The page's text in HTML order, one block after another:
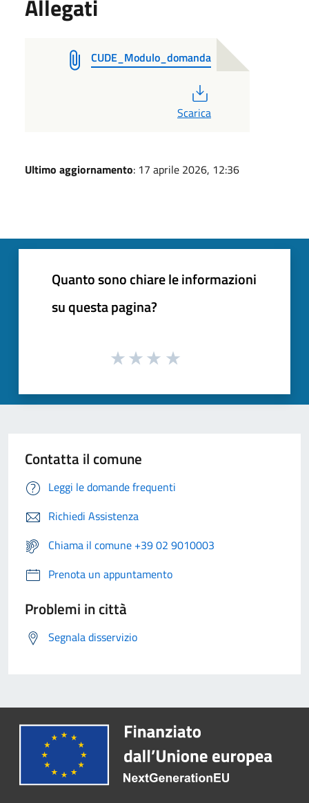
Allegati
CUDE_Modulo_domanda
Scarica
Ultimo aggiornamento: 17 aprile 2026, 12:36
Quanto sono chiare le informazioni
su questa pagina?
Contatta il comune
Leggi le domande frequenti
Richiedi Assistenza
Chiama il comune +39 02 9010003
Prenota un appuntamento
Problemi in città
Segnala disservizio